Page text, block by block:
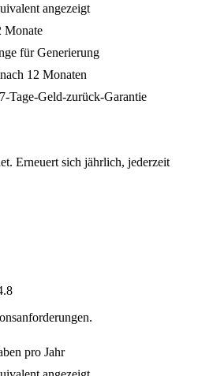
angezeigt
Monate
für Generierung
12 Monaten
Tage-Geld-zurück-Garantie
Erneuert sich jährlich, jederzeit
pro Jahr